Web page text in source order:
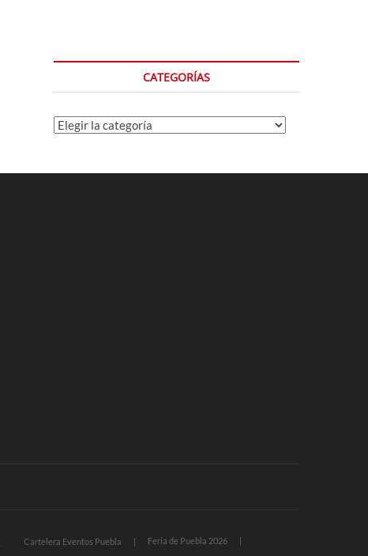
CATEGORÍAS
Categorías
Cartelera Eventos Puebla
Feria de Puebla 2026